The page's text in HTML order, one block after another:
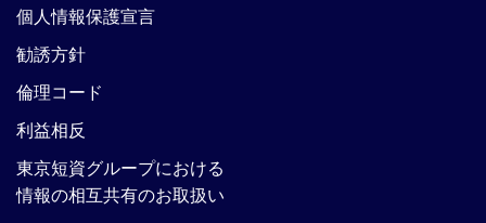
個人情報保護宣言
勧誘方針
倫理コード
利益相反
東京短資グループにおける
情報の相互共有のお取扱い